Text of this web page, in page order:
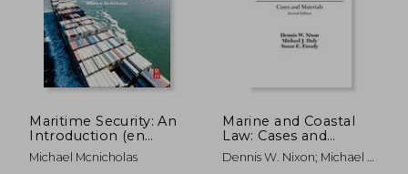
Maritime Security: An
Introduction (en
Inglés)
Michael Mcnicholas
Marine and Coastal
Law: Cases and
Materials, 2nd Edition
(en Inglés)
Dennis W. Nixon; Michael J.